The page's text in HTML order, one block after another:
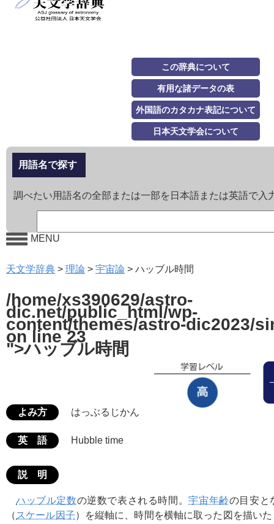
この辞典について
有用な諸データの表
外国語のカタカナ表記について
日本天文学会について
用語名で探す
調べたい用語名の全部または一部を日本語または英語で入
MENU
天文学辞典 > 理論 > 宇宙論 > ハッブル時間
/home/xs390629/astro-
dic.net/public_html/wp-
content/themes/astro-dic2023/
on line 23
">ハッブル時間
よみ方 はっぶるじかん
英 語 Hubble time
説 明
ハッブル定数の逆数で表される時間。宇宙年齢の目安と
（ スケール因子）を縦軸に、時間を横軸に取った図を描い